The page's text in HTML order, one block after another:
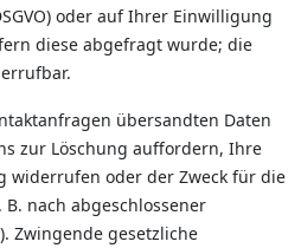
oder auf Ihrer Einwilligung
diese abgefragt wurde; die
übersandten Daten
zur Löschung auffordern, Ihre
widerrufen oder der Zweck für die
nach abgeschlossener
Zwingende gesetzliche